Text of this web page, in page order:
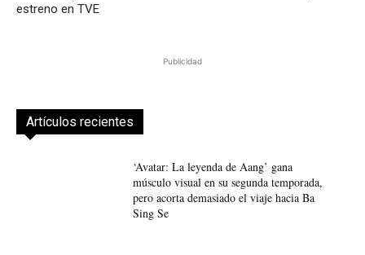
estreno en TVE
Publicidad
Artículos recientes
‘Avatar: La leyenda de Aang’ gana
músculo visual en su segunda temporada,
pero acorta demasiado el viaje hacia Ba
Sing Se